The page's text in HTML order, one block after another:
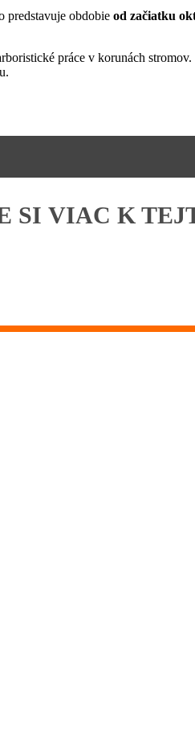
predstavuje obdobie od začiatku
práce v korunách
SI VIAC K